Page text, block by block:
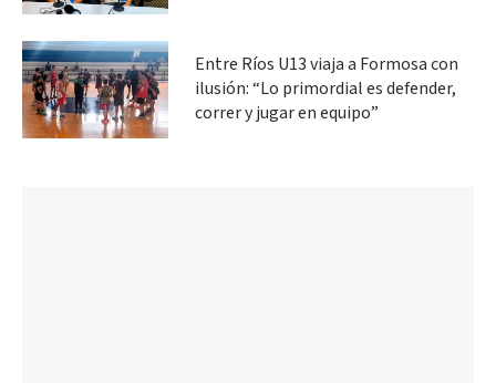
Entre Ríos U13 viaja a Formosa con
ilusión: “Lo primordial es defender,
correr y jugar en equipo”